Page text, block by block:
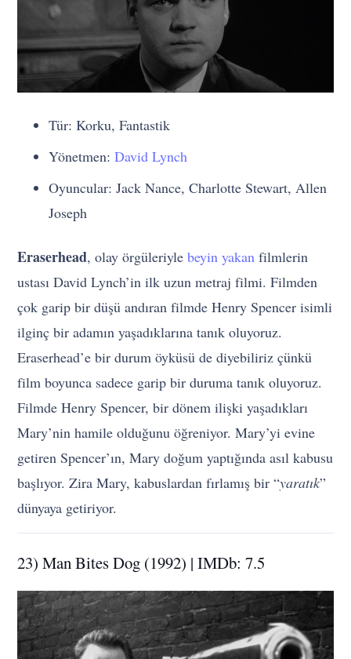
Tür: Korku, Fantastik
Yönetmen:David Lynch
Oyuncular: Jack Nance, Charlotte Stewart, Allen
Joseph
Eraserhead, olay örgüleriylebeyin yakan filmlerin
ustası David Lynch’in ilk uzun metraj filmi. Filmden
çok garip bir düşü andıran filmde Henry Spencer isimli
ilginç bir adamın yaşadıklarına tanık oluyoruz.
Eraserhead’e bir durum öyküsü de diyebiliriz çünkü
film boyunca sadece garip bir duruma tanık oluyoruz.
Filmde Henry Spencer, bir dönem ilişki yaşadıkları
Mary’nin hamile olduğunu öğreniyor. Mary’yi evine
getiren Spencer’ın, Mary doğum yaptığında asıl kabusu
başlıyor. Zira Mary, kabuslardan fırlamış bir “yaratık”
dünyaya getiriyor.
23) Man Bites Dog (1992) | IMDb: 7.5